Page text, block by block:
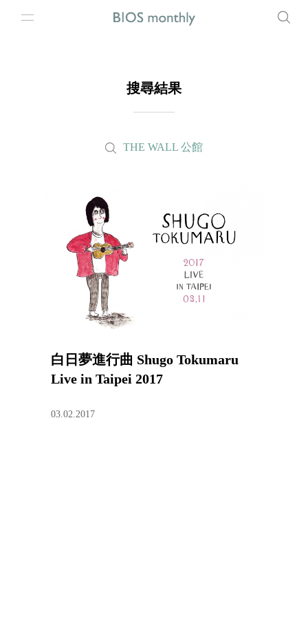
搜尋結果
THE WALL 公館
白日夢進行曲 Shugo Tokumaru
Live in Taipei 2017
03.02.2017